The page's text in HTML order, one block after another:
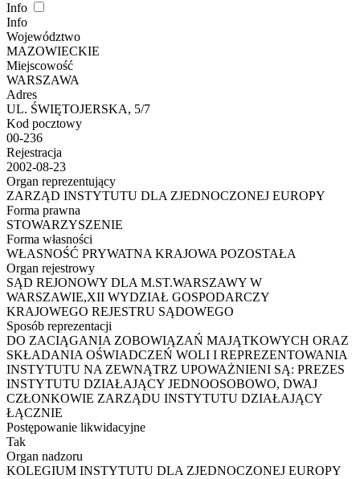
Info
Info
Województwo
MAZOWIECKIE
Miejscowość
WARSZAWA
Adres
UL. ŚWIĘTOJERSKA, 5/7
Kod pocztowy
00-236
Rejestracja
2002-08-23
Organ reprezentujący
ZARZĄD INSTYTUTU DLA ZJEDNOCZONEJ EUROPY
Forma prawna
STOWARZYSZENIE
Forma własności
WŁASNOŚĆ PRYWATNA KRAJOWA POZOSTAŁA
Organ rejestrowy
SĄD REJONOWY DLA M.ST.WARSZAWY W
WARSZAWIE,XII WYDZIAŁ GOSPODARCZY
KRAJOWEGO REJESTRU SĄDOWEGO
Sposób reprezentacji
DO ZACIĄGANIA ZOBOWIĄZAŃ MAJĄTKOWYCH ORAZ
SKŁADANIA OŚWIADCZEŃ WOLI I REPREZENTOWANIA
INSTYTUTU NA ZEWNĄTRZ UPOWAŻNIENI SĄ: PREZES
INSTYTUTU DZIAŁAJĄCY JEDNOOSOBOWO, DWAJ
CZŁONKOWIE ZARZĄDU INSTYTUTU DZIAŁAJĄCY
ŁĄCZNIE
Postępowanie likwidacyjne
Tak
Organ nadzoru
KOLEGIUM INSTYTUTU DLA ZJEDNOCZONEJ EUROPY